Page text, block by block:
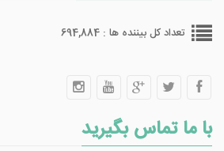
تعداد کل بیننده ها : 694,884
با ما تماس بگیرید